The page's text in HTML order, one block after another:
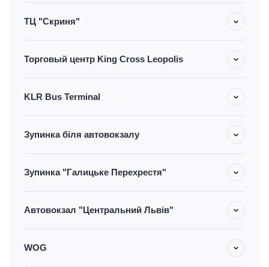
ТЦ "Скриня"
Торговый центр King Cross Leopolis
KLR Bus Terminal
Зупинка біля автовокзалу
Зупинка "Галицьке Перехрестя"
Автовокзал "Центральний Львів"
WOG